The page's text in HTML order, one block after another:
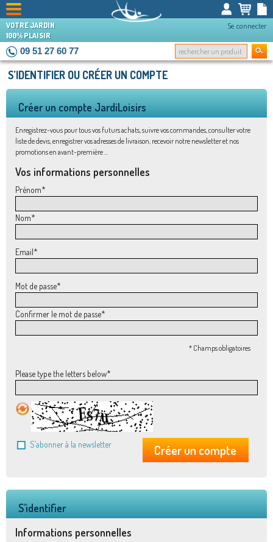
VOTRE JARDIN
100% PLAISIR
Se connecter
09 51 27 60 77
S’IDENTIFIER OU CRÉER UN COMPTE
Créer un compte JardiLoisirs
Enregistrez-vous pour tous vos futurs achats, suivre vos commandes, consulter votre
liste de devis, enregistrer vos adresses de livraison, recevoir notre newsletter et nos
promotions en avant-première ...
Vos informations personnelles
*
Prénom
*
Nom
*
Email
*
Mot de passe
*
Confirmer le mot de passe
* Champs obligatoires
*
Please type the letters below
S’abonner à la newsletter Créer un compte
S’identifier
Informations personnelles